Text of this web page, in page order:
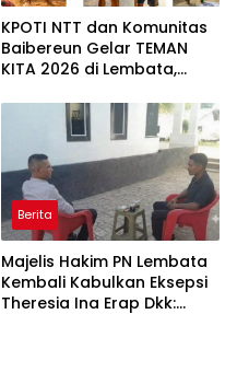
KPOTI NTT dan Komunitas
Baibereun Gelar TEMAN
KITA 2026 di Lembata,
Permainan Tradisional
Berita
Majelis Hakim PN Lembata
Kembali Kabulkan Eksepsi
Theresia Ina Erap Dkk: